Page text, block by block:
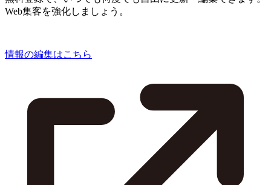
Web集客を強化しましょう。
情報の編集はこちら